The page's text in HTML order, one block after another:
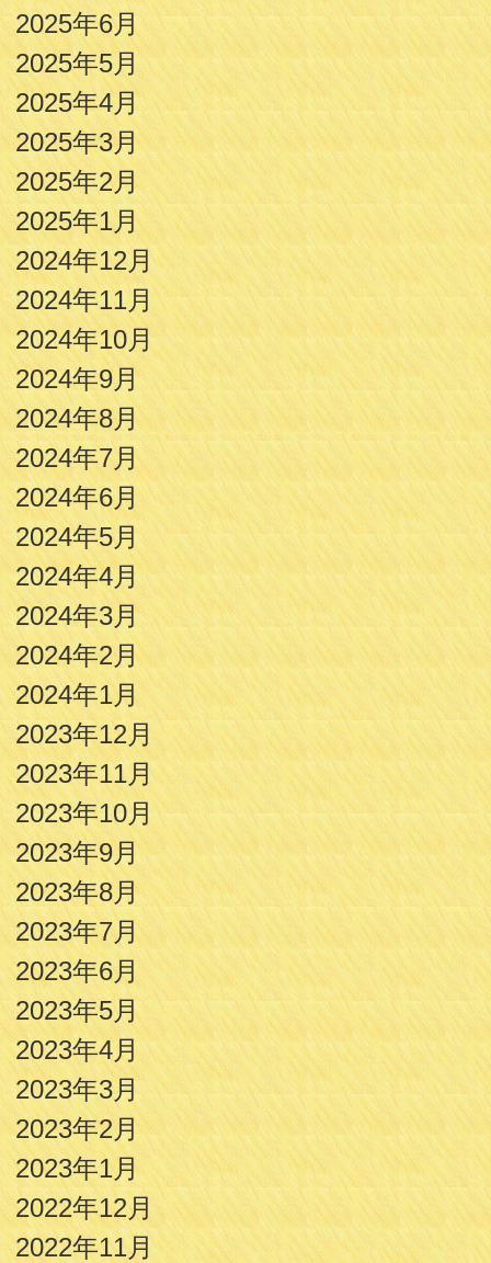
2025年6月
2025年5月
2025年4月
2025年3月
2025年2月
2025年1月
2024年12月
2024年11月
2024年10月
2024年9月
2024年8月
2024年7月
2024年6月
2024年5月
2024年4月
2024年3月
2024年2月
2024年1月
2023年12月
2023年11月
2023年10月
2023年9月
2023年8月
2023年7月
2023年6月
2023年5月
2023年4月
2023年3月
2023年2月
2023年1月
2022年12月
2022年11月